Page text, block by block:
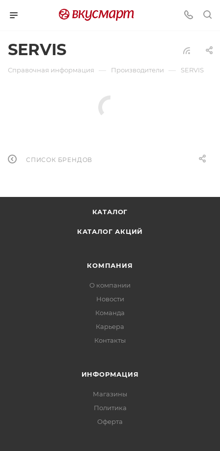
SERVIS
Справочная информация — Производители — SERVIS
СПИСОК БРЕНДОВ
КАТАЛОГ
КАТАЛОГ АКЦИЙ
КОМПАНИЯ
О компании
Новости
Команда
Карьера
Контакты
ИНФОРМАЦИЯ
Магазины
Политика
Офертa